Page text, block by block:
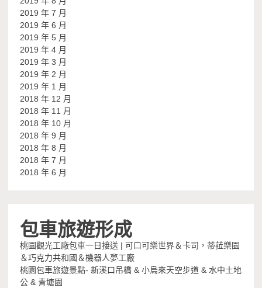
2019 年 7 月
2019 年 6 月
2019 年 5 月
2019 年 4 月
2019 年 3 月
2019 年 2 月
2019 年 1 月
2018 年 12 月
2018 年 11 月
2018 年 10 月
2018 年 9 月
2018 年 8 月
2018 年 7 月
2018 年 6 月
包車旅遊形成
桃園觀光工廠包車一日接送 | 可口可樂世界＆卡司，蒂菈樂園
＆巧克力共和國＆機器人夢工廠
桃園包車旅遊景點- 新溪口吊橋 & 小烏來天空步道 & 水中土地
公 & 青塘園